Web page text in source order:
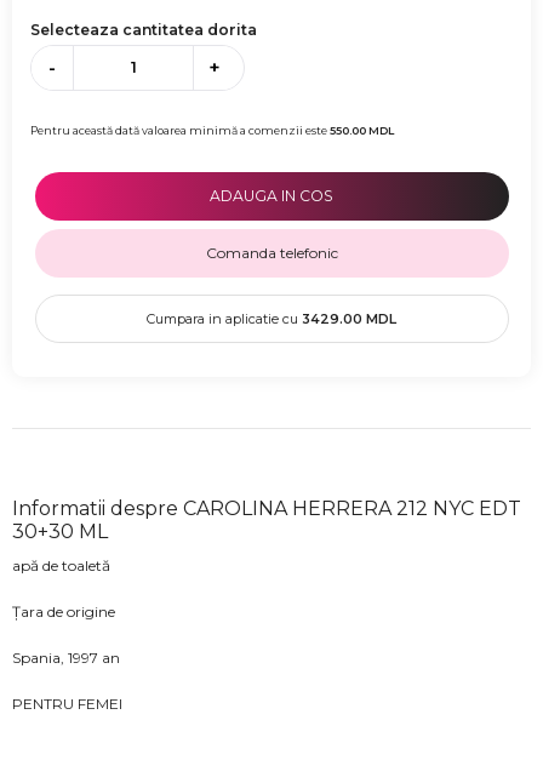
Selecteaza cantitatea dorita
- +
Pentru această dată valoarea minimă a comenzii este550.00MDL
ADAUGA IN COS
Comanda telefonic
Cumpara in aplicatie cu 3429.00 MDL
Informatii despre CAROLINA HERRERA 212 NYC EDT
30+30 ML
apă de toaletă
Țara de origine
Spania, 1997 an
PENTRU FEMEI